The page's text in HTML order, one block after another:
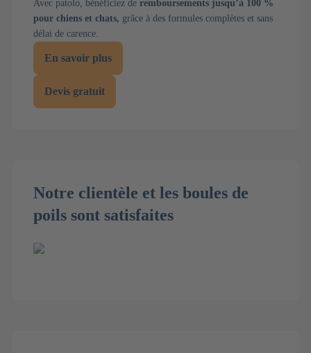
Avec patolo, bénéficiez de remboursements jusqu’à 100 %
pour chiens et chats, grâce à des formules complètes et sans
délai de carence.
En savoir plus
Devis gratuit
Notre clientèle et les boules de
poils sont satisfaites